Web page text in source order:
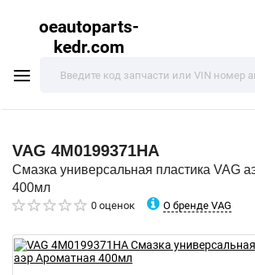
oeautoparts-
kedr.com
VAG 4M0199371HA
Смазка универсальная пластика VAG
400мл
0 оценок О бренде VAG